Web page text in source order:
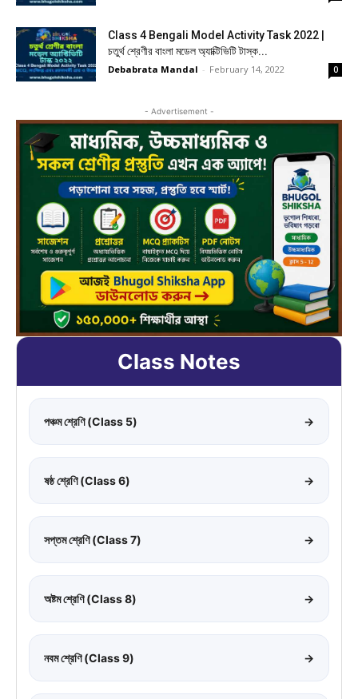
Class 4 Bengali Model Activity Task 2022 |
চতুর্থ শ্রেণীর বাংলা মডেল অ্যাক্টিভিটি টাস্ক...
Debabrata Mandal - February 14, 2022 0
- Advertisement -
Class Notes
পঞ্চম শ্রেণি (Class 5) →
ষষ্ঠ শ্রেণি (Class 6) →
সপ্তম শ্রেণি (Class 7) →
অষ্টম শ্রেণি (Class 8) →
নবম শ্রেণি (Class 9) →